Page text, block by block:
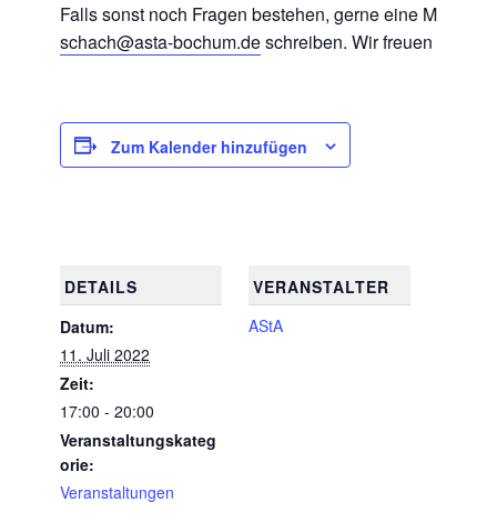
Falls sonst noch Fragen bestehen, gerne eine Mail an
schach@asta-bochum.deschreiben. Wir freuen uns auf
Zum Kalender hinzufügen
DETAILS
Datum:
11. Juli 2022
Zeit:
17:00 - 20:00
Veranstaltungskateg
orie:
Veranstaltungen
VERANSTALTER
AStA